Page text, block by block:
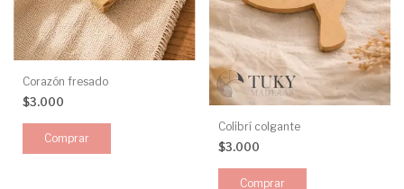
Corazón fresado
$3.000
Colibrí colgante
$3.000